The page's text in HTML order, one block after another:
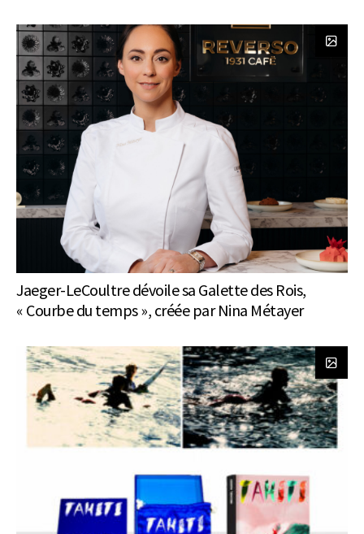
Jaeger-LeCoultre dévoile sa Galette des Rois,
« Courbe du temps », créée par Nina Métayer